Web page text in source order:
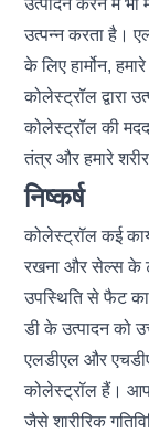
उत्पादन करने में भी
उत्पन्न करता है।
के लिए हार्मोन,
कोलेस्ट्रॉल द्वारा
कोलेस्ट्रॉल की
तंत्र और हमारे
निष्कर्ष
कोलेस्ट्रॉल कई
रखना और सेल्स के
उपस्थिति से फैट का
डी के उत्पादन को
एलडीएल और
कोलेस्ट्रॉल हैं।
जैसे शारीरिक